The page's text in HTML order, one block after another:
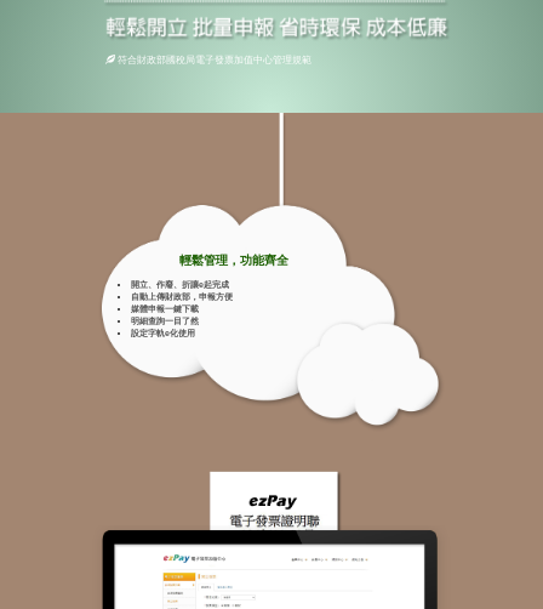
符合財政部國稅局電子發票加值中心管理規範
輕鬆管理，功能齊全
開立、作廢、折讓e起完成
自動上傳財政部，申報方便
媒體申報一鍵下載
明細查詢一目了然
設定字軌e化使用